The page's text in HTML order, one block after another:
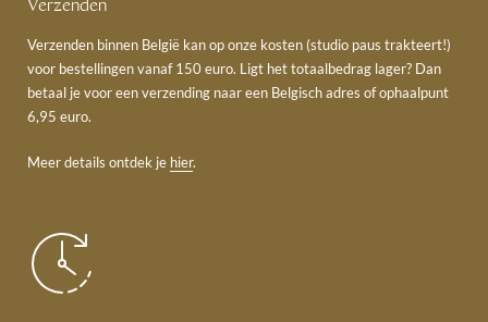
Verzenden
Verzenden binnen België kan op onze kosten (studio paus trakteert!)
voor bestellingen vanaf 150 euro. Ligt het totaalbedrag lager? Dan
betaal je voor een verzending naar een Belgisch adres of ophaalpunt
6,95 euro.
Meer details ontdek je hier.